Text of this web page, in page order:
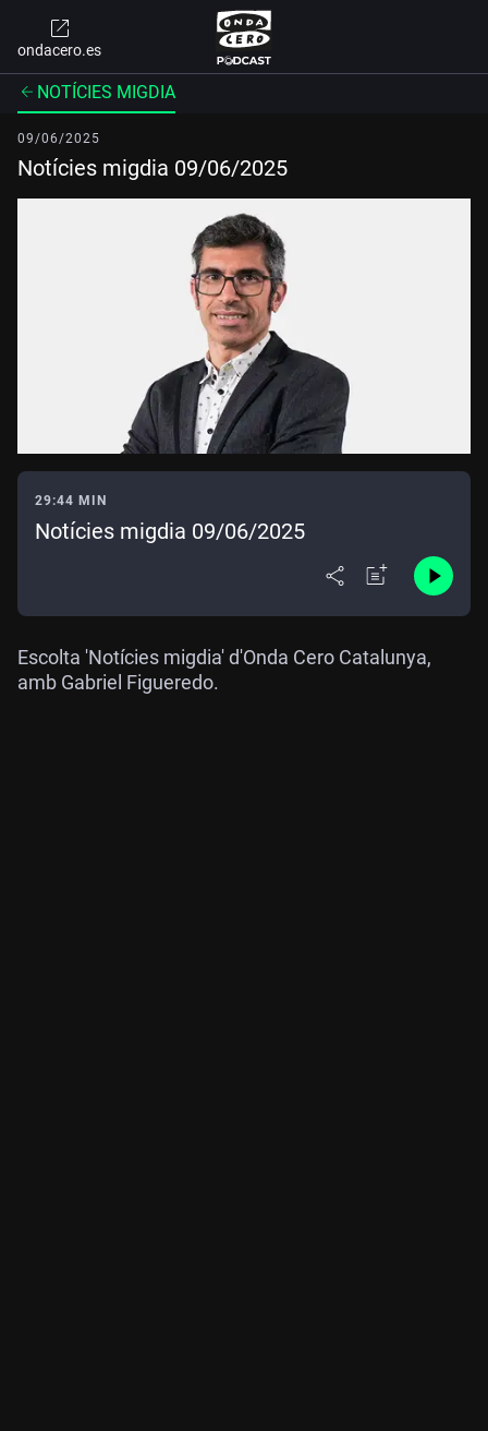
ondacero.es
NOTÍCIES MIGDIA
09/06/2025
Notícies migdia 09/06/2025
29:44 MIN
Notícies migdia 09/06/2025
Escolta 'Notícies migdia' d'Onda Cero Catalunya,
amb Gabriel Figueredo.